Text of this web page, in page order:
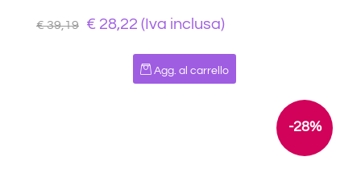
€ 39,19 € 28,22 (Iva inclusa)
Quantità
Agg. al carrello
-28%